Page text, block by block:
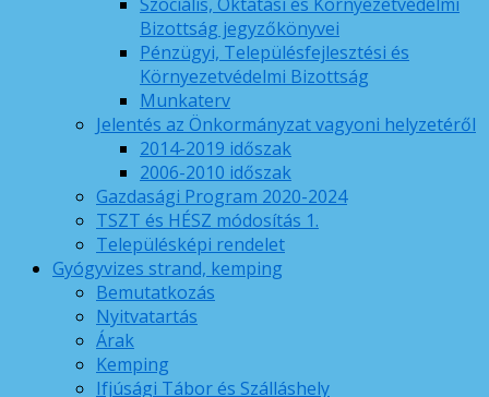
Bizottság jegyzőkönyvei
Pénzügyi, Településfejlesztési és
Környezetvédelmi Bizottság
Munkaterv
Jelentés az Önkormányzat vagyoni helyzetéről
2014-2019 időszak
2006-2010 időszak
Gazdasági Program 2020-2024
TSZT és HÉSZ módosítás 1.
Településképi rendelet
Gyógyvizes strand, kemping
Bemutatkozás
Nyitvatartás
Árak
Kemping
Ifjúsági Tábor és Szálláshely